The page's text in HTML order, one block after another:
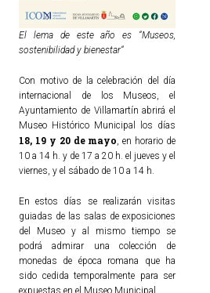
El lema de este año es “Museos,
sostenibilidad y bienestar“
Con motivo de la celebración del día
internacional de los Museos, el
Ayuntamiento de Villamartín abrirá el
Museo Histórico Municipal los días
18, 19 y 20 de mayo , en horario de
10 a 14 h. y de 17 a 20 h. el jueves y el
viernes, y el sábado de 10 a 14 h.
En estos días se realizarán visitas
guiadas de las salas de exposiciones
del Museo y al mismo tiempo se
podrá admirar una colección de
monedas de época romana que ha
sido cedida temporalmente para ser
expuestas en el Museo Municipal.